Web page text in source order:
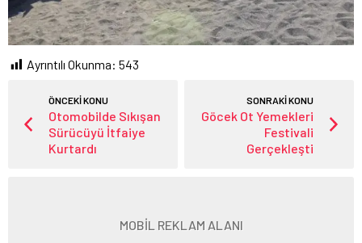
Ayrıntılı Okunma: 543
ÖNCEKİ KONU
Otomobilde Sıkışan
Sürücüyü İtfaiye
Kurtardı
SONRAKİ KONU
Göcek Ot Yemekleri
Festivali
Gerçekleşti
MOBİL REKLAM ALANI